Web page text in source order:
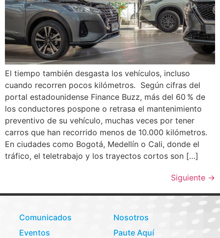
El tiempo también desgasta los vehículos, incluso
cuando recorren pocos kilómetros. Según cifras del
portal estadounidense Finance Buzz, más del 60 % de
los conductores pospone o retrasa el mantenimiento
preventivo de su vehículo, muchas veces por tener
carros que han recorrido menos de 10.000 kilómetros.
En ciudades como Bogotá, Medellín o Cali, donde el
tráfico, el teletrabajo y los trayectos cortos son […]
Siguiente →
Comunicados
Eventos
Nosotros
Paute Aquí